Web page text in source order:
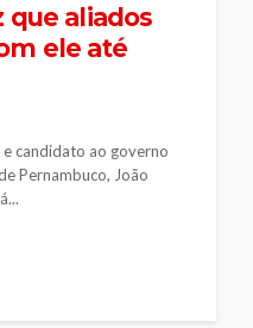
que aliados
ele até
candidato ao governo
Pernambuco, João